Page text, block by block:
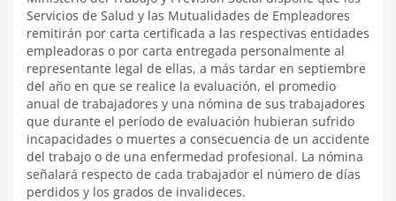
Servicios de Salud y las Mutualidades de Empleadores
remitirán por carta certificada a las respectivas entidades
empleadoras o por carta entregada personalmente al
representante legal de ellas, a más tardar en septiembre
del año en que se realice la evaluación, el promedio
anual de trabajadores y una nómina de sus trabajadores
que durante el período de evaluación hubieran sufrido
incapacidades o muertes a consecuencia de un accidente
del trabajo o de una enfermedad profesional. La nómina
señalará respecto de cada trabajador el número de días
perdidos y los grados de invalideces.